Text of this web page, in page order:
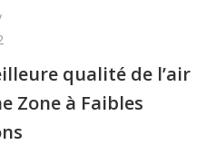
qualité de l’air
Zone à Faibles